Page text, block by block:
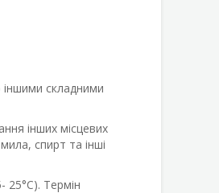
складними
інших місцевих
спирт та інші
25°С). Термін